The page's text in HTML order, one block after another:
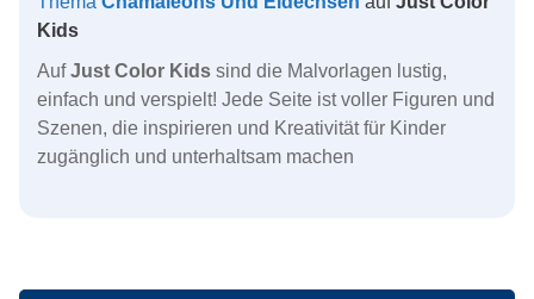
Kids
AufJust Color Kids sind die Malvorlagen lustig,
einfach und verspielt! Jede Seite ist voller Figuren und
Szenen, die inspirieren und Kreativität für Kinder
zugänglich und unterhaltsam machen